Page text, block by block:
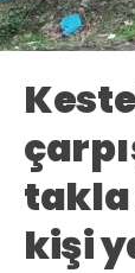
takla
kişi